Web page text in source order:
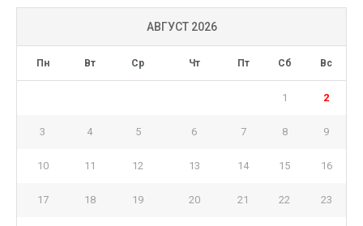
АВГУСТ 2026
Пн Вт Ср Чт Пт Сб Вс
1 2
3 4 5 6 7 8 9
10 11 12 13 14 15 16
17 18 19 20 21 22 23